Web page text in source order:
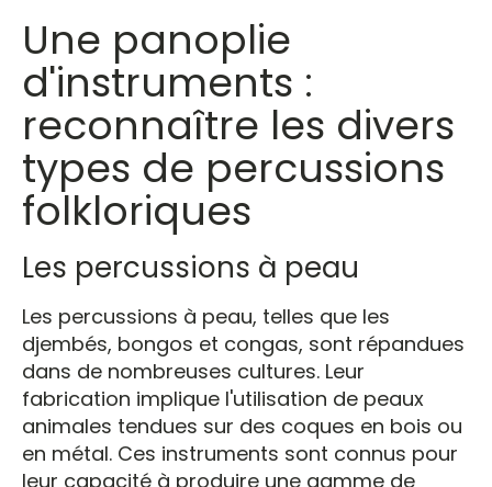
Une panoplie
d'instruments :
reconnaître les divers
types de percussions
folkloriques
Les percussions à peau
Les percussions à peau, telles que les
djembés, bongos et congas, sont répandues
dans de nombreuses cultures. Leur
fabrication implique l'utilisation de peaux
animales tendues sur des coques en bois ou
en métal. Ces instruments sont connus pour
leur capacité à produire une gamme de